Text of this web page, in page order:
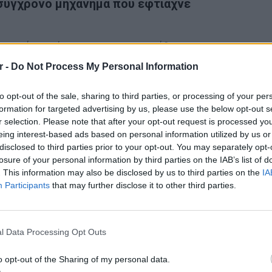
- Do Not Process My Personal Information
opt-out of the sale, sharing to third parties, or processing of your
for targeted advertising by us, please use the below opt-out
selection. Please note that after your opt-out request is processed
interest-based ads based on personal information utilized by us
to third parties prior to your opt-out. You may separately
of your personal information by third parties on the IAB’s list of
This information may also be disclosed by us to third parties on the
Participants that may further disclose it to other third parties.
Data Processing Opt Outs
opt-out of the Sharing of my personal data.
22
για
μηχάνημα που έφτιαχνε
οργάνωσης πραγματοποιήθηκε
συντονισμένη αστυνομική επιχείρηση
Καλλιθέας Αττικής, του Κάστρου
με τη συνδρομή της
και Εμπορίας Ανθρώπων της
και της Ειδικής Κατασταλτικής
ΔΙΑΦΗΜΙΣΗ